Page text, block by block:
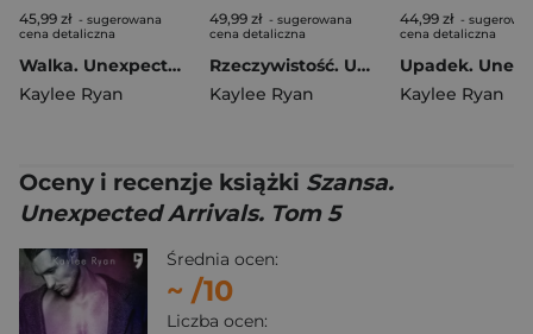
45,99 zł - sugerowana
cena detaliczna
Walka. Unexpected Arrivals. Tom 2
Kaylee Ryan
49,99 zł - sugerowana
cena detaliczna
Rzeczywistość. Unexpected Arrivals. Tom 1
Kaylee Ryan
44,99 zł -
cena detaliczna
Kaylee Ryan
Oceny i recenzje książki Szansa.
Unexpected Arrivals. Tom 5
Średnia ocen:
~ /10
Liczba ocen: